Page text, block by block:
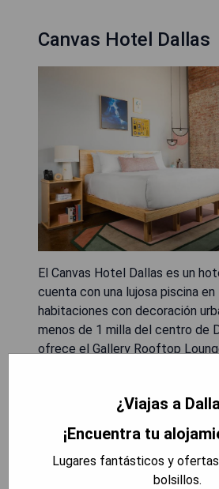
Canvas Hotel Dallas
El Canvas Hotel Dallas es un
cuenta con una lujosa piscina
habitaciones con decoración
menos de 1 milla del centro de
ofrece el Gallery Rooftop
concreto pulido, muebles
grandes ventanales, además
modernas como una televisión
pulgadas y un dock para iPod.
dispone de salas de reuniones y
¿Viajas a
¡Encuentra tu
Lugares fantásticos y
bolsillos.